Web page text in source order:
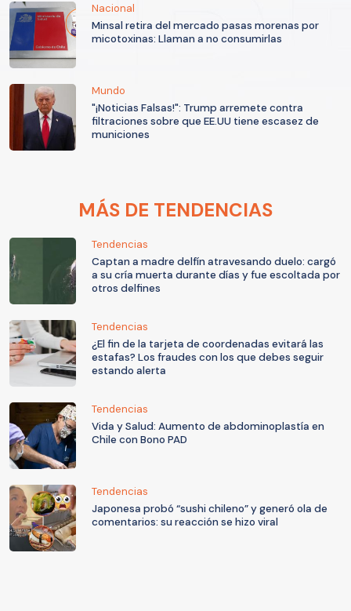
Nacional
Minsal retira del mercado pasas morenas por
micotoxinas: Llaman a no consumirlas
Mundo
"¡Noticias Falsas!": Trump arremete contra
filtraciones sobre que EE.UU tiene escasez de
municiones
MÁS DE TENDENCIAS
Tendencias
Captan a madre delfín atravesando duelo: cargó
a su cría muerta durante días y fue escoltada por
otros delfines
Tendencias
¿El fin de la tarjeta de coordenadas evitará las
estafas? Los fraudes con los que debes seguir
estando alerta
Tendencias
Vida y Salud: Aumento de abdominoplastía en
Chile con Bono PAD
Tendencias
Japonesa probó “sushi chileno” y generó ola de
comentarios: su reacción se hizo viral